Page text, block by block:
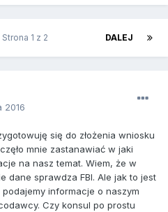
DALEJ
Strona 1 z 2
2016
się do złożenia wniosku
mnie zastanawiać w jaki
na nasz temat. Wiem, że w
dane sprawdza FBI. Ale jak to jest
informacje o naszym
Czy konsul po prostu